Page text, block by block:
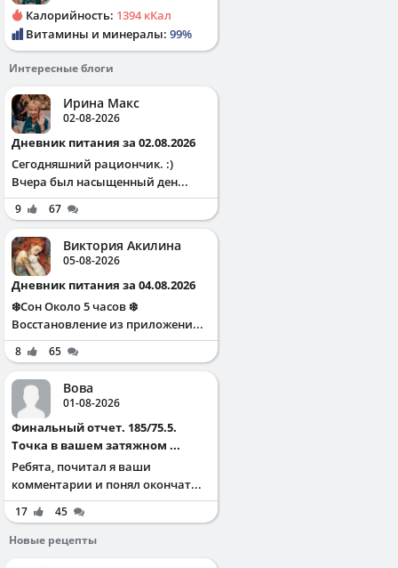
Калорийность: 1394 кКал
Витамины и минералы: 99%
Интересные блоги
Ирина Макс
02-08-2026
Дневник питания за 02.08.2026
Сегодняшний рациончик. :)
Вчера был насыщенный ден...
9 67
Виктория Акилина
05-08-2026
Дневник питания за 04.08.2026
❄️Сон Около 5 часов ❄️
Восстановление из приложени...
8 65
Вова
01-08-2026
Финальный отчет. 185/75.5.
Точка в вашем затяжном ...
Ребята, почитал я ваши
комментарии и понял окончат...
17
45
Новые рецепты